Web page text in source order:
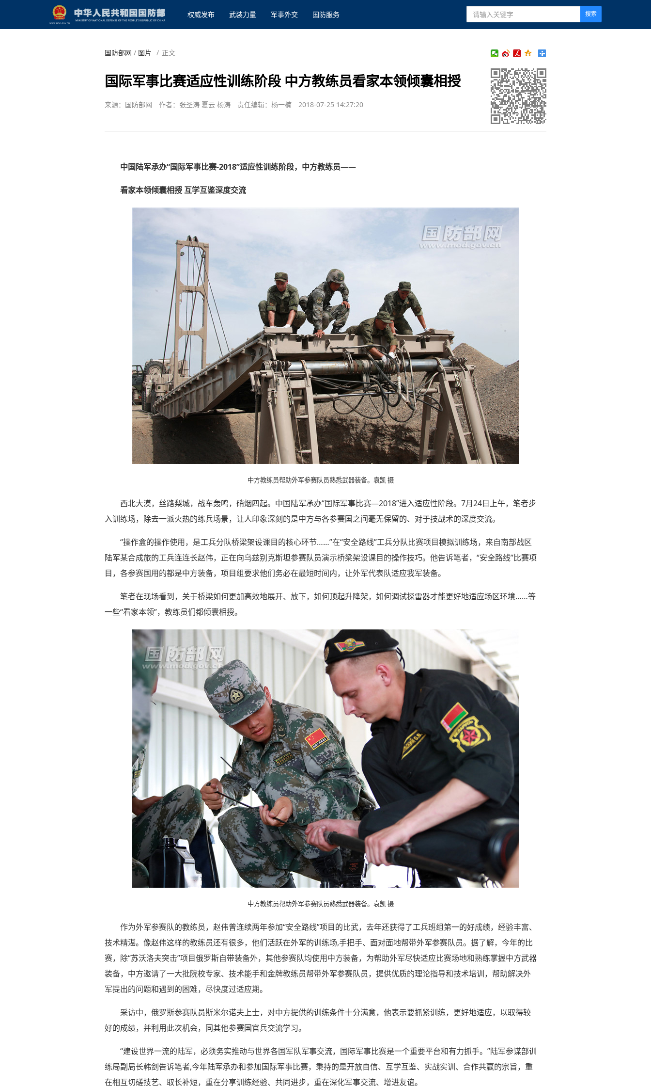
权威发布 武装力量 军事外交 国防服务 搜索
国防部网 / 图片 / 正文
国际军事比赛适应性训练阶段 中方教练员看家本领倾囊相授
来源：国防部网 作者：张圣涛 夏云 杨涛 责任编辑：杨一楠 2018-07-25 14:27:20
中国陆军承办“国际军事比赛-2018”适应性训练阶段，中方教练员——
看家本领倾囊相授 互学互鉴深度交流
中方教练员帮助外军参赛队员熟悉武器装备。袁凯 摄
西北大漠，丝路梨城，战车轰鸣，硝烟四起。中国陆军承办“国际军事比赛—2018”进入适应性阶段。7月24日上午，笔者步
入训练场，除去一派火热的练兵场景，让人印象深刻的是中方与各参赛国之间毫无保留的、对于技战术的深度交流。
“操作盒的操作使用，是工兵分队桥梁架设课目的核心环节……”在“安全路线”工兵分队比赛项目模拟训练场，来自南部战区
陆军某合成旅的工兵连连长赵伟，正在向乌兹别克斯坦参赛队员演示桥梁架设课目的操作技巧。他告诉笔者，“安全路线”比赛项
目，各参赛国用的都是中方装备，项目组要求他们务必在最短时间内，让外军代表队适应我军装备。
笔者在现场看到，关于桥梁如何更加高效地展开、放下，如何顶起升降架，如何调试探雷器才能更好地适应场区环境……等
一些“看家本领”，教练员们都倾囊相授。
中方教练员帮助外军参赛队员熟悉武器装备。 袁凯 摄
作为外军参赛队的教练员，赵伟曾连续两年参加“安全路线”项目的比武，去年还获得了工兵班组第一的好成绩，经验丰富、
技术精湛。像赵伟这样的教练员还有很多，他们活跃在外军的训练场,手把手、面对面地帮带外军参赛队员。据了解，今年的比
赛，除“苏沃洛夫突击”项目俄罗斯自带装备外，其他参赛队均使用中方装备，为帮助外军尽快适应比赛场地和熟练掌握中方武器
装备，中方邀请了一大批院校专家、技术能手和金牌教练员帮带外军参赛队员，提供优质的理论指导和技术培训，帮助解决外
军提出的问题和遇到的困难，尽快度过适应期。
采访中，俄罗斯参赛队员斯米尔诺夫上士，对中方提供的训练条件十分满意，他表示要抓紧训练，更好地适应，以取得较
好的成绩，并利用此次机会，同其他参赛国官兵交流学习。
“建设世界一流的陆军，必须务实推动与世界各国军队军事交流，国际军事比赛是一个重要平台和有力抓手。”陆军参谋部训
练局副局长韩剑告诉笔者,今年陆军承办和参加国际军事比赛，秉持的是开放自信、互学互鉴、实战实训、合作共赢的宗旨，重
在相互切磋技艺、取长补短，重在分享训练经验、共同进步，重在深化军事交流、增进友谊。